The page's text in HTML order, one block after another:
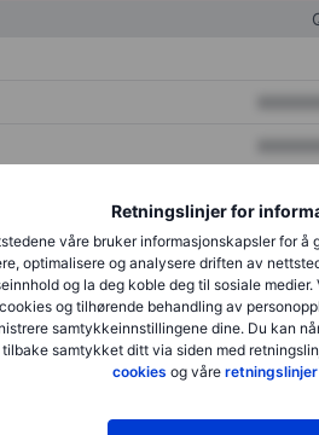
Retningslinjer for
våre bruker informasjonskapsler for å
optimalisere og analysere driften av
og la deg koble deg til sosiale
og tilhørende behandling av
samtykkeinnstillingene dine. Du kan
samtykket ditt via siden med
cookies og våre